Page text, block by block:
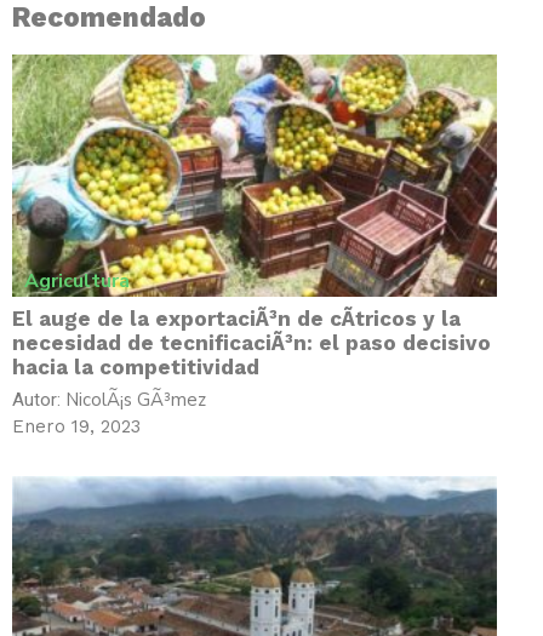
Recomendado
Agricultura
El auge de la exportaciÃ³n de cÃ­tricos y la
necesidad de tecnificaciÃ³n: el paso decisivo
hacia la competitividad
Autor: NicolÃ¡s GÃ³mez
Enero 19, 2023